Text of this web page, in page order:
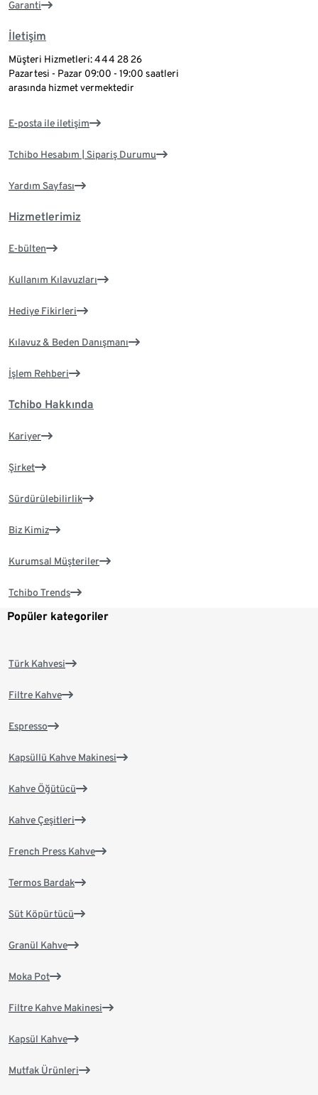
Garanti
İletişim
Müşteri Hizmetleri: 444 28 26
Pazartesi - Pazar 09:00 - 19:00 saatleri
arasında hizmet vermektedir
E-posta ile iletişim
Tchibo Hesabım | Sipariş Durumu
Yardım Sayfası
Hizmetlerimiz
E-bülten
Kullanım Kılavuzları
Hediye Fikirleri
Kılavuz & Beden Danışmanı
İşlem Rehberi
Tchibo Hakkında
Kariyer
Şirket
Sürdürülebilirlik
Biz Kimiz
Kurumsal Müşteriler
Tchibo Trends
Popüler kategoriler
Türk Kahvesi
Filtre Kahve
Espresso
Kapsüllü Kahve Makinesi
Kahve Öğütücü
Kahve Çeşitleri
French Press Kahve
Termos Bardak
Süt Köpürtücü
Granül Kahve
Moka Pot
Filtre Kahve Makinesi
Kapsül Kahve
Mutfak Ürünleri